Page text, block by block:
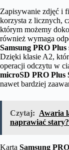
Zapisywanie zdjęć i
korzysta z licznych,
którym możemy
również wymaga
Samsung PRO Plus
Dzięki klasie A2,
operacji odczytu w
microSD PRO Plus
nawet bardziej
Czytaj: Awaria
naprawiać
Karta Samsung